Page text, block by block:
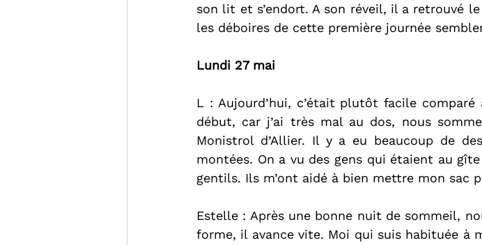
son lit et s’endort. A son réveil, il a retrouvé
les déboires de cette première journée
Lundi 27 mai
L : Aujourd’hui, c’était plutôt facile
début, car j’ai très mal au dos, nous
Monistrol d’Allier. Il y a eu beaucoup de
montées. On a vu des gens qui étaient au
gentils. Ils m’ont aidé à bien mettre mon sac
Estelle : Après une bonne nuit de sommeil,
forme, il avance vite. Moi qui suis habituée à